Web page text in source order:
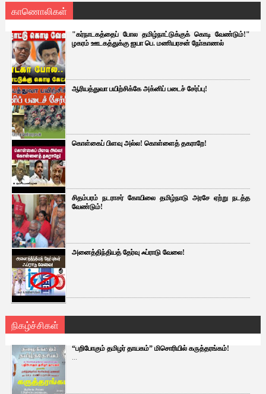
காணொலிகள்
"கர்நாடகத்தைப் போல தமிழ்நாட்டுக்குக் கொடி வேண்டும்!"
ழகரம் ஊடகத்துக்கு ஐயா பெ. மணியரசன் நோ்காணல்
ஆரியத்துவா பயிற்சிக்கே அக்னிப் படைச் சேர்ப்பு!
கொள்கைப் பிளவு அல்ல! கொள்ளைத் தகராறே!
சிதம்பரம் நடராசர் கோயிலை தமிழ்நாடு அரசே ஏற்று நடத்த
வேண்டும்!
அனைத்திந்தியத் தேர்வு ஃப்ராடு வேலை!
நிகழ்ச்சிகள்
“பறிபோகும் தமிழர் தாயகம்” மிசொரியில் கருத்தரங்கம்!
...